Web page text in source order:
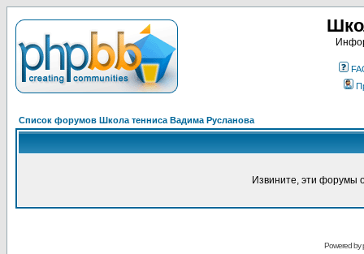
Список форумов Школа тенниса Вадима Русланова
Извините, эти форумы
Powered by